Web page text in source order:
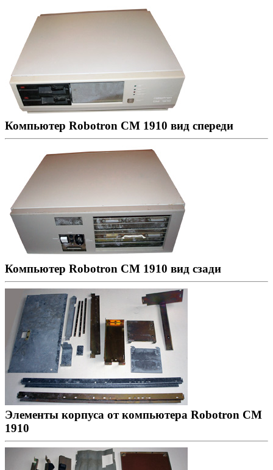
Компьютер Robotron CM 1910 вид спереди
Компьютер Robotron CM 1910 вид сзади
Элементы корпуса от компьютера Robotron CM
1910